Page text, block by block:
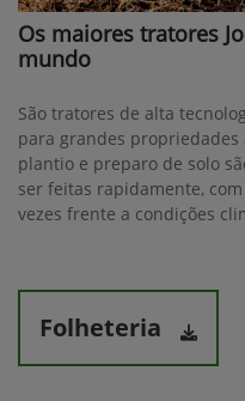
Os maiores tratores
mundo
São tratores de alta
para grandes propriedades
plantio e preparo de solo
ser feitas rapidamente,
vezes frente a condições
Folheteria